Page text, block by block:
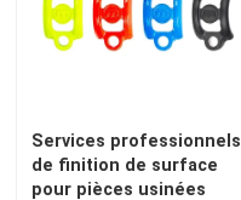
Services professionnels
de finition de surface
pour pièces usinées